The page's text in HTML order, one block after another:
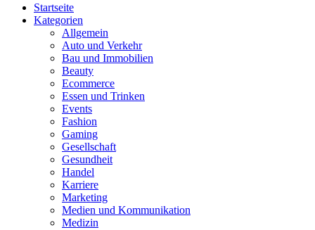
Startseite
Kategorien
Allgemein
Auto und Verkehr
Bau und Immobilien
Beauty
Ecommerce
Essen und Trinken
Events
Fashion
Gaming
Gesellschaft
Gesundheit
Handel
Karriere
Marketing
Medien und Kommunikation
Medizin